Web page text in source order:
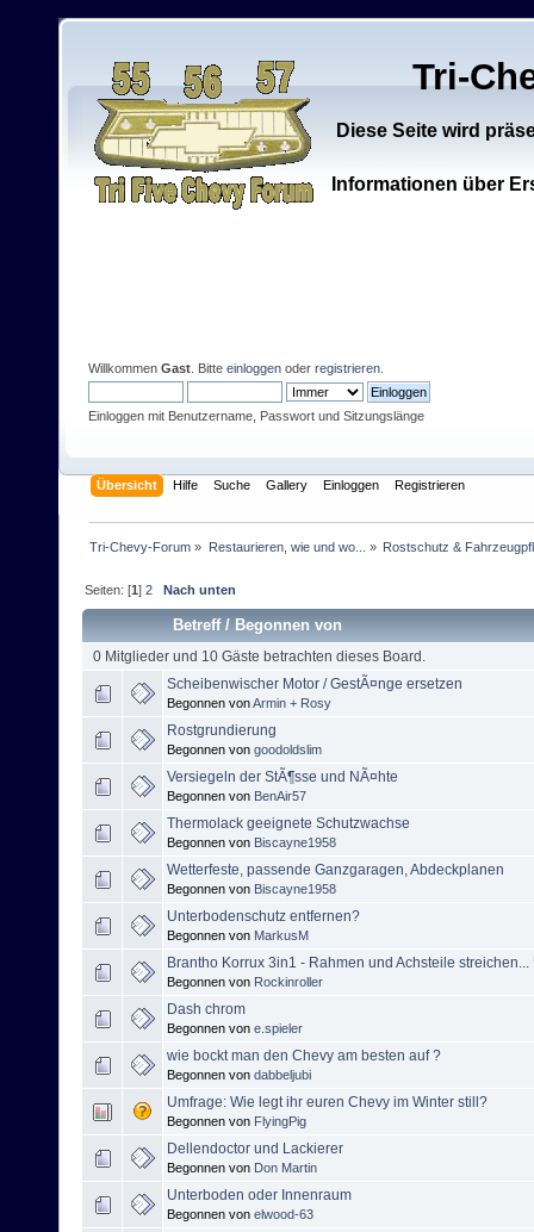
Tri-
Diese Seite wird
Informationen über
Willkommen Gast . Bitte einloggen oder registrieren
Einloggen mit Benutzername, Passwort und Sitzungslänge
Übersicht Hilfe Suche Gallery Einloggen Registrieren
Tri-Chevy-Forum » Restaurieren, wie und wo... » Rostschutz &
Seiten: [1]2 Nach unten
Betreff/ Begonnen von
0 Mitglieder und 10 Gäste betrachten dieses Board.
Scheibenwischer Motor / GestÃ¤nge ersetzen
Begonnen vonArmin + Rosy
Rostgrundierung
Begonnen von goodoldslim
Versiegeln der StÃ¶sse und NÃ¤hte
Begonnen von BenAir57
Thermolack geeignete Schutzwachse
Begonnen von Biscayne1958
Wetterfeste, passende Ganzgaragen, Abdeckplanen
Begonnen von Biscayne1958
Unterbodenschutz entfernen?
Begonnen von MarkusM
Brantho Korrux 3in1 - Rahmen und Achsteile
Begonnen von Rockinroller
Dash chrom
Begonnen von e.spieler
wie bockt man den Chevy am besten auf ?
Begonnen von dabbeljubi
Umfrage: Wie legt ihr euren Chevy im Winter still?
Begonnen von FlyingPig
Dellendoctor und Lackierer
Begonnen von Don Martin
Unterboden oder Innenraum
Begonnen von elwood-63